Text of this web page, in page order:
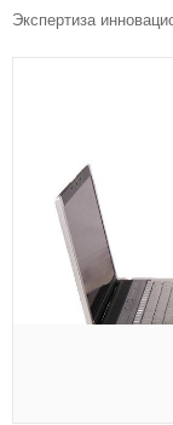
Экспертиза